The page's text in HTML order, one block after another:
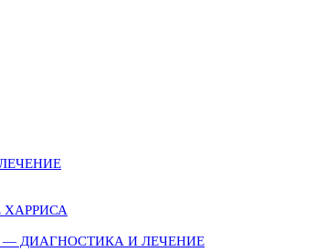
— ДИАГНОСТИКА И ЛЕЧЕНИЕ